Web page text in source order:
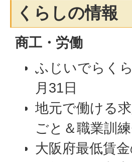
くらしの情報
商工・労働
ふじいでらく
月31日
地元で働ける
ごと＆職業訓練
大阪府最低賃